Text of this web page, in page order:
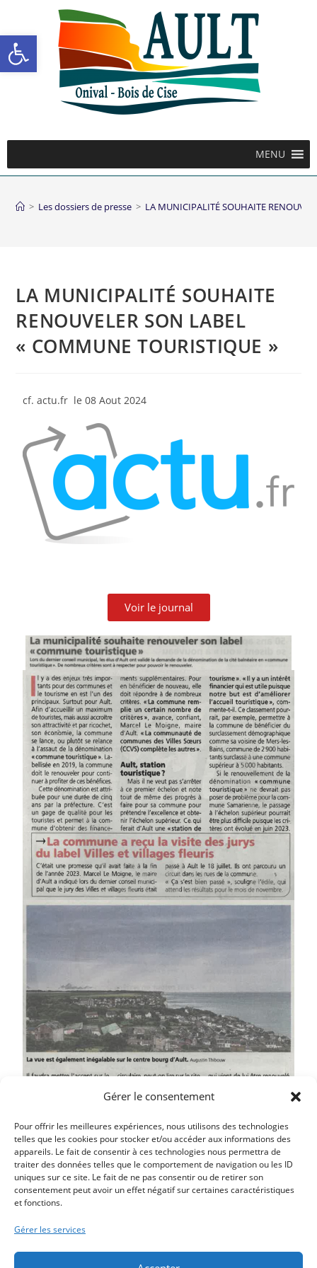
Ouvrir la barre d’outils
Gérer le consentement
Pour offrir les meilleures expériences, nous utilisons des technologies
telles que les cookies pour stocker et/ou accéder aux informations des
appareils. Le fait de consentir à ces technologies nous permettra de
traiter des données telles que le comportement de navigation ou les ID
uniques sur ce site. Le fait de ne pas consentir ou de retirer son
consentement peut avoir un effet négatif sur certaines caractéristiques
et fonctions.
Gérer les services
MENU
> Les dossiers de presse > LA MUNICIPALITÉ SOUHAITE
LA MUNICIPALITÉ SOUHAITE
RENOUVELER SON LABEL
« COMMUNE TOURISTIQUE »
cf. actu.fr le 08 Aout 2024
Voir le journal
Article précédent
RENDEZ-VOUS A LA FÊTE DE LA MER LE 15 AOUT